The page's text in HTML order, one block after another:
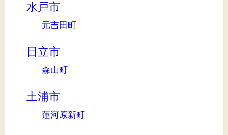
水戸市
元吉田町
日立市
森山町
土浦市
蓮河原新町